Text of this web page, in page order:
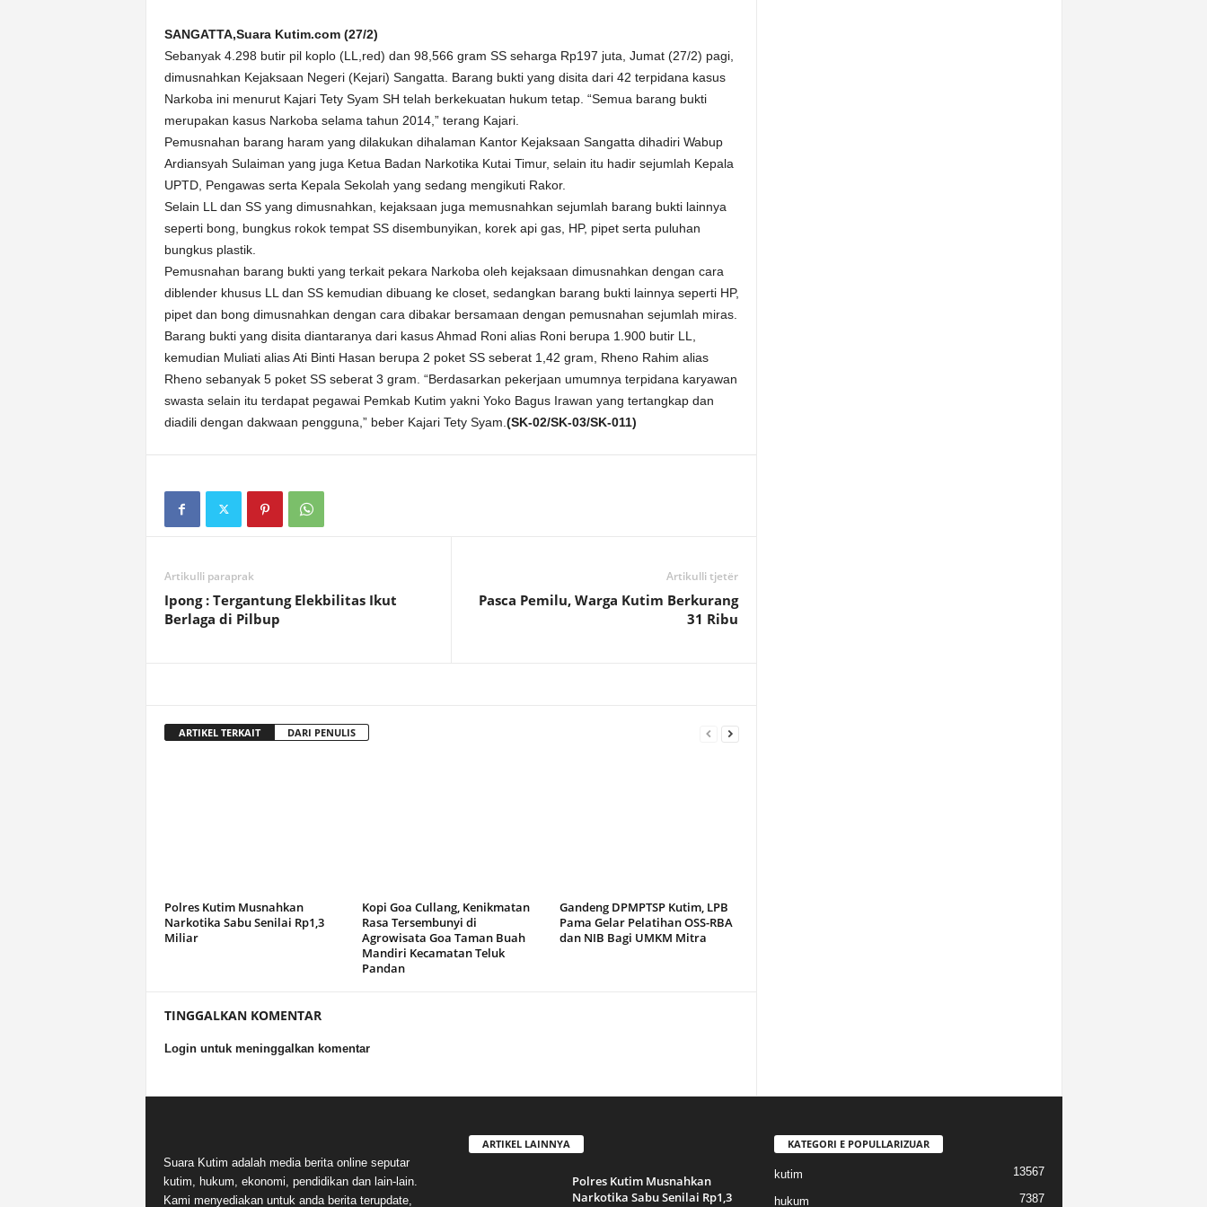
SANGATTA,Suara Kutim.com (27/2)
Sebanyak 4.298 butir pil koplo (LL,red) dan 98,566 gram SS seharga Rp197 juta, Jumat (27/2) pagi,
dimusnahkan Kejaksaan Negeri (Kejari) Sangatta. Barang bukti yang disita dari 42 terpidana kasus
Narkoba ini menurut Kajari Tety Syam SH telah berkekuatan hukum tetap. “Semua barang bukti
merupakan kasus Narkoba selama tahun 2014,” terang Kajari.
Pemusnahan barang haram yang dilakukan dihalaman Kantor Kejaksaan Sangatta dihadiri Wabup
Ardiansyah Sulaiman yang juga Ketua Badan Narkotika Kutai Timur, selain itu hadir sejumlah Kepala
UPTD, Pengawas serta Kepala Sekolah yang sedang mengikuti Rakor.
Selain LL dan SS yang dimusnahkan, kejaksaan juga memusnahkan sejumlah barang bukti lainnya
seperti bong, bungkus rokok tempat SS disembunyikan, korek api gas, HP, pipet serta puluhan
bungkus plastik.
Pemusnahan barang bukti yang terkait pekara Narkoba oleh kejaksaan dimusnahkan dengan cara
diblender khusus LL dan SS kemudian dibuang ke closet, sedangkan barang bukti lainnya seperti HP,
pipet dan bong dimusnahkan dengan cara dibakar bersamaan dengan pemusnahan sejumlah miras.
Barang bukti yang disita diantaranya dari kasus Ahmad Roni alias Roni berupa 1.900 butir LL,
kemudian Muliati alias Ati Binti Hasan berupa 2 poket SS seberat 1,42 gram, Rheno Rahim alias
Rheno sebanyak 5 poket SS seberat 3 gram. “Berdasarkan pekerjaan umumnya terpidana karyawan
swasta selain itu terdapat pegawai Pemkab Kutim yakni Yoko Bagus Irawan yang tertangkap dan
diadili dengan dakwaan pengguna,” beber Kajari Tety Syam. (SK-02/SK-03/SK-011)
Artikulli paraprak
Ipong : Tergantung Elekbilitas Ikut
Berlaga di Pilbup
Artikulli tjetër
Pasca Pemilu, Warga Kutim Berkurang
31 Ribu
ARTIKEL TERKAIT DARI PENULIS
Polres Kutim Musnahkan
Narkotika Sabu Senilai Rp1,3
Miliar
Kopi Goa Cullang, Kenikmatan
Rasa Tersembunyi di
Agrowisata Goa Taman Buah
Mandiri Kecamatan Teluk
Pandan
Gandeng DPMPTSP Kutim, LPB
Pama Gelar Pelatihan OSS-RBA
dan NIB Bagi UMKM Mitra
TINGGALKAN KOMENTAR
Login untuk meninggalkan komentar
Suara Kutim adalah media berita online seputar
kutim, hukum, ekonomi, pendidikan dan lain-lain.
Kami menyediakan untuk anda berita terupdate,
ARTIKEL LAINNYA
Polres Kutim Musnahkan
Narkotika Sabu Senilai Rp1,3
KATEGORI E POPULLARIZUAR
kutim 13567
hukum 7387